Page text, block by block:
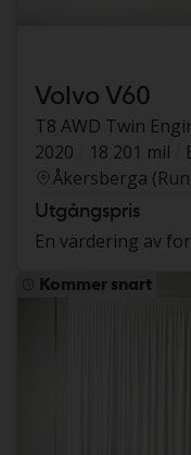
Volvo V60
T8 AWD Twin
2020
18 201 mil
Åkersberga
Utgångspris
En värdering av
Kommer snart